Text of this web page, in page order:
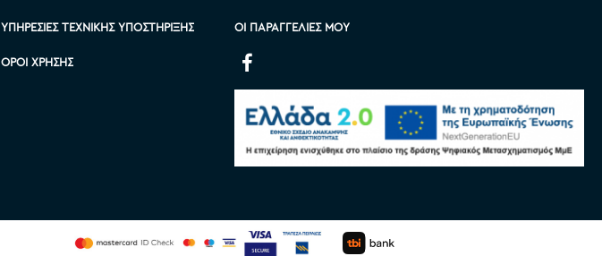
ΥΠΗΡΕΣΊΕΣ ΤΕΧΝΙΚΉΣ ΥΠΟΣΤΉΡΙΞΗΣ
ΌΡΟΙ ΧΡΉΣΗΣ
ΟΙ ΠΑΡΑΓΓΕΛΊΕΣ ΜΟΥ